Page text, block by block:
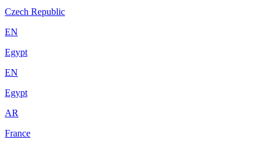
Czech Republic
EN
Egypt
EN
Egypt
AR
France